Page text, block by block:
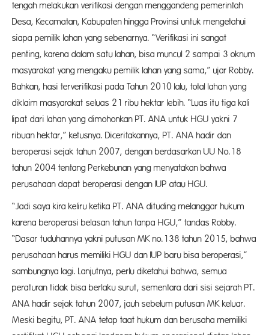
tengah melakukan verifikasi dengan menggandeng pemerintah
Desa, Kecamatan, Kabupaten hingga Provinsi untuk mengetahui
siapa pemilik lahan yang sebenarnya. “Verifikasi ini sangat
penting, karena dalam satu lahan, bisa muncul 2 sampai 3 oknum
masyarakat yang mengaku pemilik lahan yang sama,” ujar Robby.
Bahkan, hasi terverifikasi pada Tahun 2010 lalu, total lahan yang
diklaim masyarakat seluas 21 ribu hektar lebih. “Luas itu tiga kali
lipat dari lahan yang dimohonkan PT. ANA untuk HGU yakni 7
ribuan hektar,” ketusnya. Diceritakannya, PT. ANA hadir dan
beroperasi sejak tahun 2007, dengan berdasarkan UU No.18
tahun 2004 tentang Perkebunan yang menyatakan bahwa
perusahaan dapat beroperasi dengan IUP atau HGU.
“Jadi saya kira keliru ketika PT. ANA dituding melanggar hukum
karena beroperasi belasan tahun tanpa HGU,” tandas Robby.
“Dasar tuduhannya yakni putusan MK no.138 tahun 2015, bahwa
perusahaan harus memiliki HGU dan IUP baru bisa beroperasi,”
sambungnya lagi. Lanjutnya, perlu diketahui bahwa, semua
peraturan tidak bisa berlaku surut, sementara dari sisi sejarah PT.
ANA hadir sejak tahun 2007, jauh sebelum putusan MK keluar.
Meski begitu, PT. ANA tetap taat hukum dan berusaha memiliki